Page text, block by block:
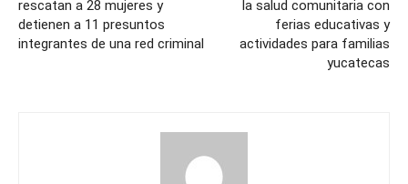
rescatan a 28 mujeres y
detienen a 11 presuntos
integrantes de una red criminal
la salud comunitaria con
ferias educativas y
actividades para familias
yucatecas